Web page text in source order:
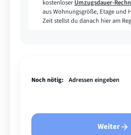
kostenloserUmzugsdauer-
aus Wohnungsgröße, Etage und
Zeit stellst du danach hier am
Noch nötig: Adressen eingeben
Weiter